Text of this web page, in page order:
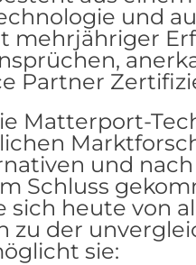
und
mehrjähriger
Partner
Matterport-
und
Schluss
sich heute von
zu der
sie: